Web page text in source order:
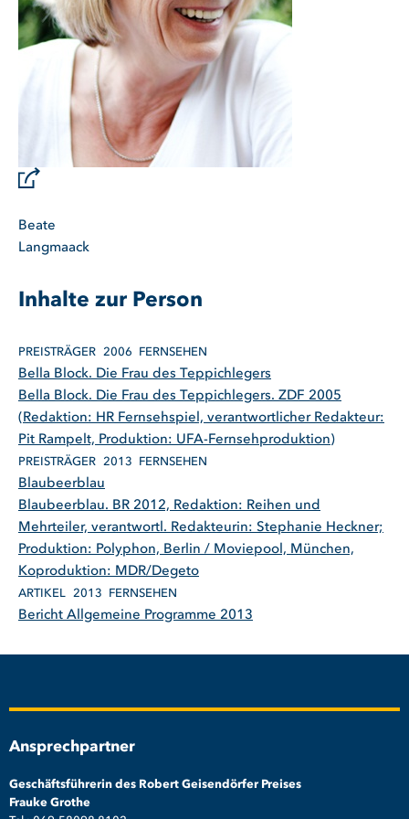
Beate
Langmaack
Inhalte zur Person
PREISTRÄGER 2006 FERNSEHEN
Bella Block. Die Frau des Teppichlegers
Bella Block. Die Frau des Teppichlegers. ZDF 2005
(Redaktion: HR Fernsehspiel, verantwortlicher Redakteur:
Pit Rampelt, Produktion: UFA-Fernsehproduktion)
PREISTRÄGER 2013 FERNSEHEN
Blaubeerblau
Blaubeerblau. BR 2012, Redaktion: Reihen und
Mehrteiler, verantwortl. Redakteurin: Stephanie Heckner;
Produktion: Polyphon, Berlin / Moviepool, München,
Koproduktion: MDR/Degeto
ARTIKEL 2013 FERNSEHEN
Bericht Allgemeine Programme 2013
Ansprechpartner
Geschäftsführerin des Robert Geisendörfer Preises
Frauke Grothe